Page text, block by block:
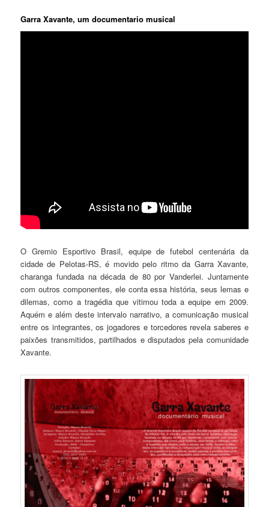
Garra Xavante, um documentario musical
O Gremio Esportivo Brasil, equipe de futebol centenária da
cidade de Pelotas-RS, é movido pelo ritmo da Garra Xavante,
charanga fundada na década de 80 por Vanderlei. Juntamente
com outros componentes, ele conta essa história, seus lemas e
dilemas, como a tragédia que vitimou toda a equipe em 2009.
Aquém e além deste intervalo narrativo, a comunicação musical
entre os integrantes, os jogadores e torcedores revela saberes e
paixões transmitidos, partilhados e disputados pela comunidade
Xavante.